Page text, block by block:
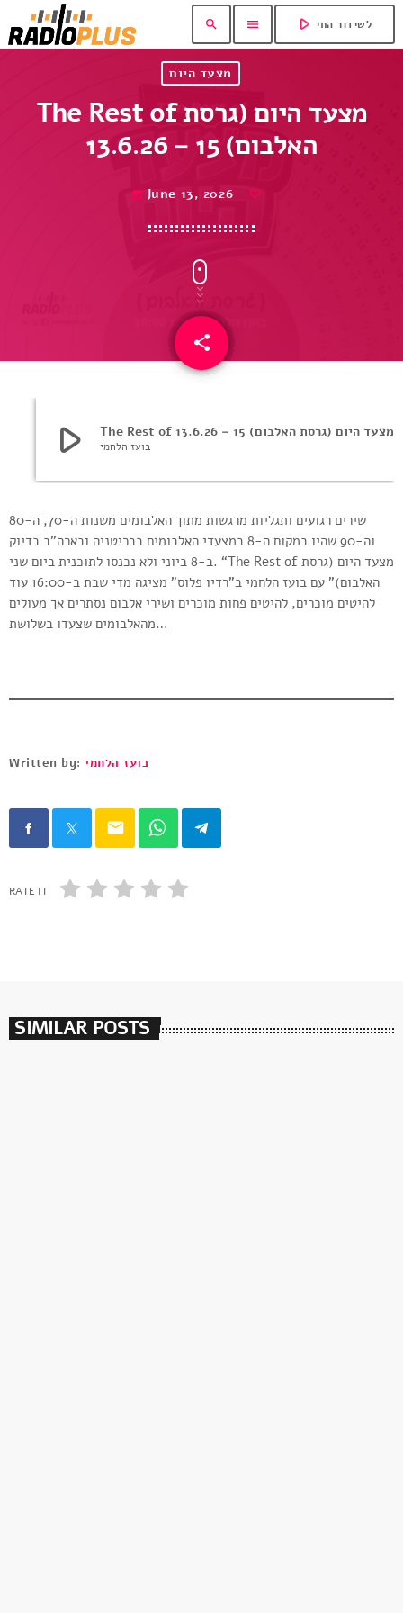
search menu play_arrow לשידור החי
מצעד היום
The Rest of מצעד היום (גרסת
האלבום) 15 – 13.6.26
today June 13, 2026
share
email
play_arrow The Rest of מצעד היום (גרסת האלבום) 15 – 13.6.26
בועז הלחמי
שירים רגועים ותגליות מרגשות מתוך האלבומים משנות ה-70, ה-80
וה-90 שהיו במקום ה-8 במצעדי האלבומים בבריטניה ובארה”ב בדיוק
ב-8 ביוני ולא נכנסו לתוכנית ביום שני. “The Rest of מצעד היום (גרסת
האלבום)” עם בועז הלחמי ב”רדיו פלוס” מציגה מדי שבת ב-16:00 עוד
להיטים מוכרים, להיטים פחות מוכרים ושירי אלבום נסתרים אך מעולים
מהאלבומים שצעדו בשלושת…
Written by:בועז הלחמי
email
RATE IT
SIMILAR POSTS